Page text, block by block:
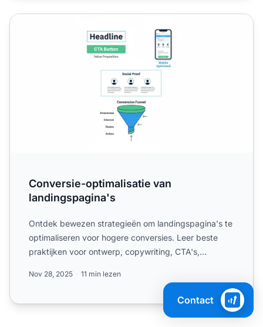
Conversie-optimalisatie van landingspagina's
Conversie-optimalisatie van
landingspagina's
Ontdek bewezen strategieën om landingspagina's te
optimaliseren voor hogere conversies. Leer beste
praktijken voor ontwerp, copywriting, CTA's,
Nov 28, 2025 11 min lezen
Contact